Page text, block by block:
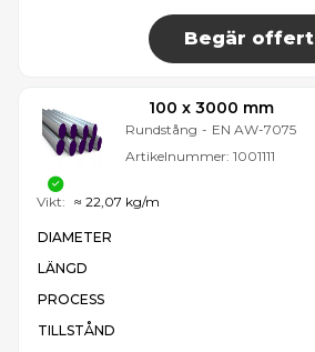
Begär offert
100 x 3000 mm
Rundstång - EN AW-7075
Artikelnummer: 1001111
DIAMETER
LÄNGD
PROCESS
TILLSTÅND
Vikt: ≈ 22,07 kg/m